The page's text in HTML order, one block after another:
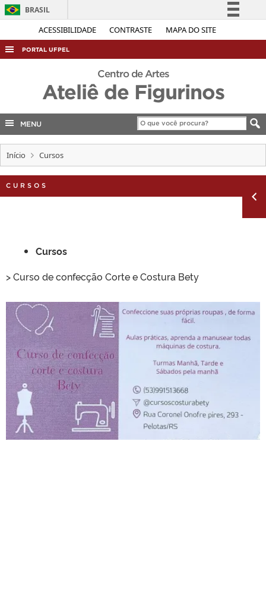
ACESSIBILIDADE CONTRASTE MAPA DO SITE
BRASIL
Simplifique!
Acesso à informação
Legislação
Canais
PORTAL UFPEL
ACESSO À INFORMAÇÃO
AUDITORIA
Centro de Artes
Ateliê de Figurinos
MENU
Início Cursos
CURSOS
Cursos
> Curso de confecção Corte e Costura Bety